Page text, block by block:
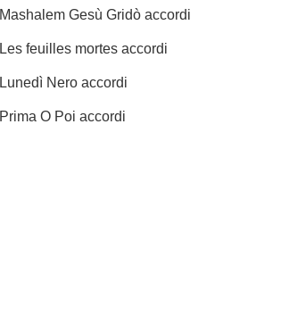
Mashalem Gesù Gridò accordi
Les feuilles mortes accordi
Lunedì Nero accordi
Prima O Poi accordi